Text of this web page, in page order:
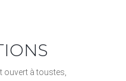
ouvert à toustes,